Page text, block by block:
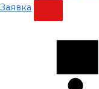
Заявка